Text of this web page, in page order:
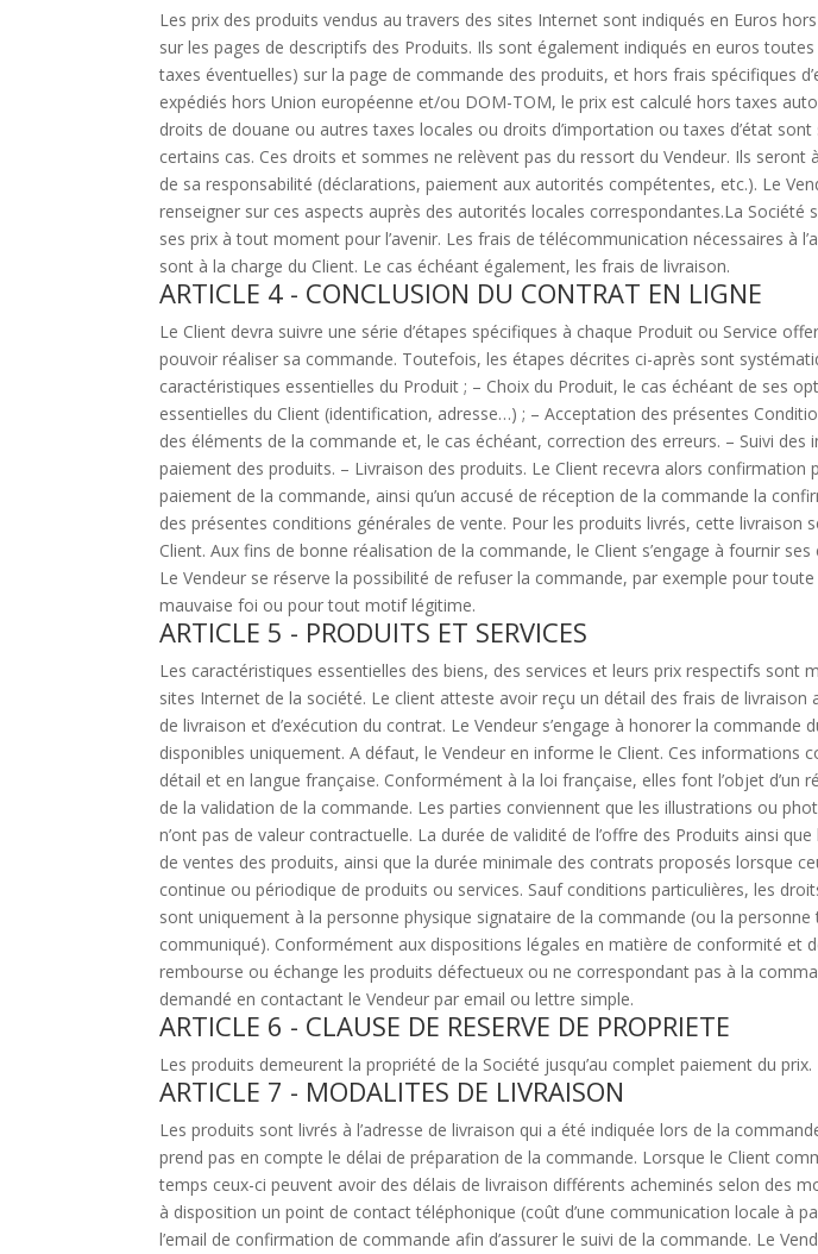
Les prix des produits vendus au travers des sites Internet sont indiqués en Euros
sur les pages de descriptifs des Produits. Ils sont également indiqués en euros
taxes éventuelles) sur la page de commande des produits, et hors frais spécifiques
expédiés hors Union européenne et/ou DOM-TOM, le prix est calculé hors taxes
droits de douane ou autres taxes locales ou droits d’importation ou taxes d’état sont
certains cas. Ces droits et sommes ne relèvent pas du ressort du Vendeur. Ils seront
de sa responsabilité (déclarations, paiement aux autorités compétentes, etc.). Le
renseigner sur ces aspects auprès des autorités locales correspondantes.La Société
ses prix à tout moment pour l’avenir. Les frais de télécommunication nécessaires à
sont à la charge du Client. Le cas échéant également, les frais de livraison.
ARTICLE 4 - CONCLUSION DU CONTRAT EN LIGNE
Le Client devra suivre une série d’étapes spécifiques à chaque Produit ou Service
pouvoir réaliser sa commande. Toutefois, les étapes décrites ci-après sont
caractéristiques essentielles du Produit ; – Choix du Produit, le cas échéant de ses
essentielles du Client (identification, adresse…) ; – Acceptation des présentes
des éléments de la commande et, le cas échéant, correction des erreurs. – Suivi
paiement des produits. – Livraison des produits. Le Client recevra alors confirmation
paiement de la commande, ainsi qu’un accusé de réception de la commande la
des présentes conditions générales de vente. Pour les produits livrés, cette livraison
Client. Aux fins de bonne réalisation de la commande, le Client s’engage à fournir
Le Vendeur se réserve la possibilité de refuser la commande, par exemple pour
mauvaise foi ou pour tout motif légitime.
ARTICLE 5 - PRODUITS ET SERVICES
Les caractéristiques essentielles des biens, des services et leurs prix respectifs sont
sites Internet de la société. Le client atteste avoir reçu un détail des frais de livraison
de livraison et d’exécution du contrat. Le Vendeur s’engage à honorer la commande
disponibles uniquement. A défaut, le Vendeur en informe le Client. Ces informations
détail et en langue française. Conformément à la loi française, elles font l’objet d’un
de la validation de la commande. Les parties conviennent que les illustrations ou
n’ont pas de valeur contractuelle. La durée de validité de l’offre des Produits ainsi
de ventes des produits, ainsi que la durée minimale des contrats proposés lorsque
continue ou périodique de produits ou services. Sauf conditions particulières, les
sont uniquement à la personne physique signataire de la commande (ou la personne
communiqué). Conformément aux dispositions légales en matière de conformité et
rembourse ou échange les produits défectueux ou ne correspondant pas à la
demandé en contactant le Vendeur par email ou lettre simple.
ARTICLE 6 - CLAUSE DE RESERVE DE PROPRIETE
Les produits demeurent la propriété de la Société jusqu’au complet paiement du prix.
ARTICLE 7 - MODALITES DE LIVRAISON
Les produits sont livrés à l’adresse de livraison qui a été indiquée lors de la
prend pas en compte le délai de préparation de la commande. Lorsque le Client
temps ceux-ci peuvent avoir des délais de livraison différents acheminés selon des
à disposition un point de contact téléphonique (coût d’une communication locale à
l’email de confirmation de commande afin d’assurer le suivi de la commande. Le